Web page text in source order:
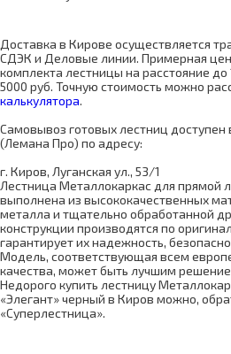
Доставка в Кирове осуществляется
СДЭК и Деловые линии. Примерная
комплекта лестницы на расстояние до
5000 руб. Точную стоимость можно
калькулятора.
Самовывоз готовых лестниц
(Лемана Про) по адресу:
г. Киров, Луганская ул., 53/1
Лестница Металлокаркас для прямой
выполнена из высококачественных
металла и тщательно обработанной
конструкции производятся по
гарантирует их надежность,
Модель, соответствующая всем
качества, может быть лучшим
Недорого купить лестницу
«Элегант» черный в Киров можно,
«Суперлестница».